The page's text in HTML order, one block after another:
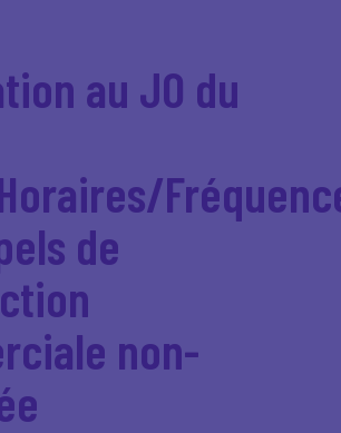
au JO du
de
non-